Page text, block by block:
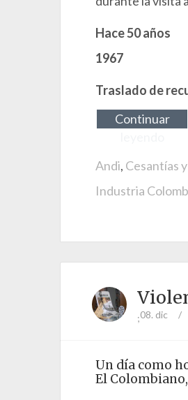
Hace 50 años
1967
Traslado de
Continuar
Andi, Cesantías
Industria
;08. dic /
Un día como
El